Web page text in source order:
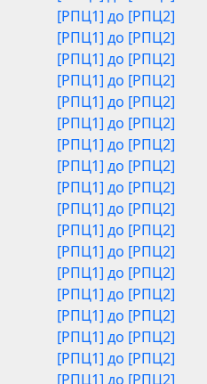
[РПЦ1] до [РПЦ2]
[РПЦ1] до [РПЦ2]
[РПЦ1] до [РПЦ2]
[РПЦ1] до [РПЦ2]
[РПЦ1] до [РПЦ2]
[РПЦ1] до [РПЦ2]
[РПЦ1] до [РПЦ2]
[РПЦ1] до [РПЦ2]
[РПЦ1] до [РПЦ2]
[РПЦ1] до [РПЦ2]
[РПЦ1] до [РПЦ2]
[РПЦ1] до [РПЦ2]
[РПЦ1] до [РПЦ2]
[РПЦ1] до [РПЦ2]
[РПЦ1] до [РПЦ2]
[РПЦ1] до [РПЦ2]
[РПЦ1] до [РПЦ2]
[РПЦ1] до [РПЦ2]